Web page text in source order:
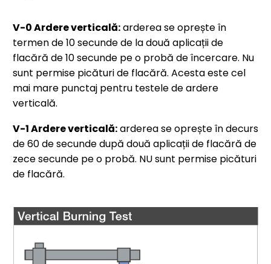
V-0 Ardere verticală:arderea se oprește în
termen de 10 secunde de la două aplicații de
flacără de 10 secunde pe o probă de încercare. Nu
sunt permise picături de flacără. Acesta este cel
mai mare punctaj pentru testele de ardere
verticală.
V-1 Ardere verticală:arderea se oprește în decurs
de 60 de secunde după două aplicații de flacără de
zece secunde pe o probă. NU sunt permise picături
de flacără.